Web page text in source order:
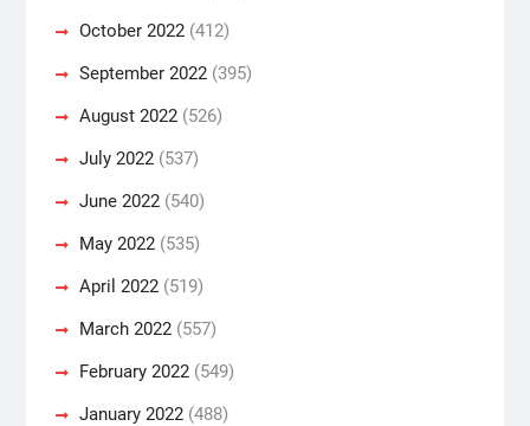
October 2022(412)
September 2022(395)
August 2022(526)
July 2022(537)
June 2022(540)
May 2022(535)
April 2022(519)
March 2022(557)
February 2022(549)
January 2022(488)